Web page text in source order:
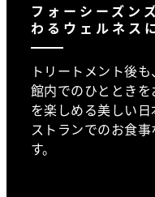
フォーシーズン
わるウェルネス
トリートメント後
館内でのひととき
を楽しめる美しい
ストランでのお食
す。